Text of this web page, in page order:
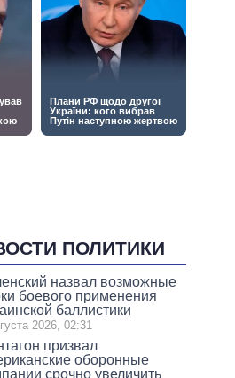
ПОЛИТИКИ
назвал возможные
боевого применения
баллистики
2026, 02:31
призвал
оборонные
срочно увеличить